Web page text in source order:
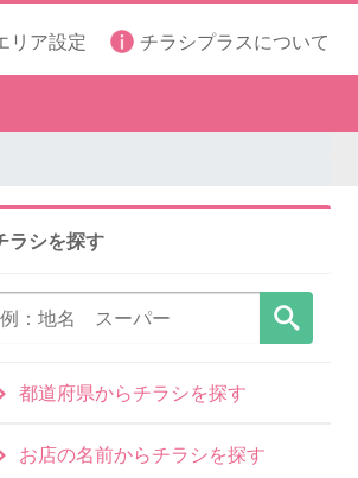
リア設定 チラシプラスについて
ラシを探す
都道府県からチラシを探す
お店の名前からチラシを探す